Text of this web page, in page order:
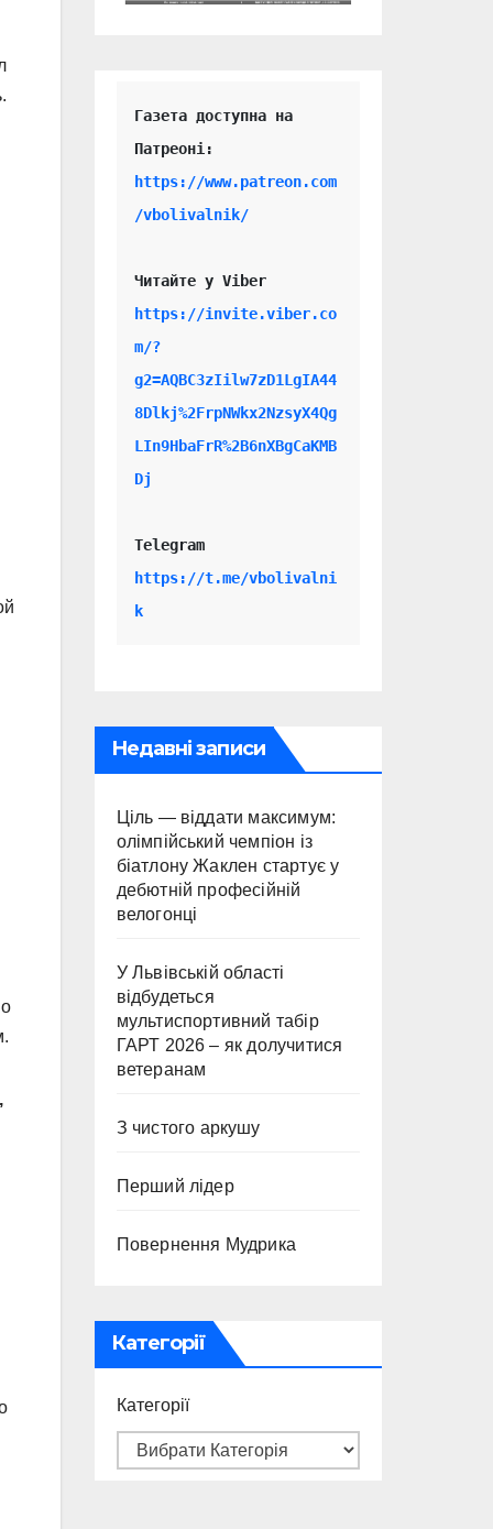
Газета доступна на
https://www.patreon.com
/vbolivalnik/
Читайте у Viber
https://invite.viber.co
m/?
g2=AQBC3zIilw7zD1LgIA44
8Dlkj%2FrpNWkx2NzsyX4Qg
LIn9HbaFrR%2B6nXBgCaKMB
Dj
Telegram
https://t.me/vbolivalni
k
Недавні записи
Ціль — віддати максимум:
олімпійський чемпіон із
біатлону Жаклен стартує у
дебютній професійній
велогонці
У Львівській області
відбудеться
мультиспортивний табір
ГАРТ 2026 – як долучитися
ветеранам
З чистого аркушу
Перший лідер
Повернення Мудрика
Категорії
Категорії